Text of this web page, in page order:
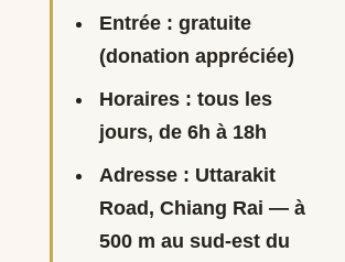
Entrée : gratuite
(donation appréciée)
Horaires : tous les
jours, de 6h à 18h
Adresse : Uttarakit
Road, Chiang Rai — à
500 m au sud-est du